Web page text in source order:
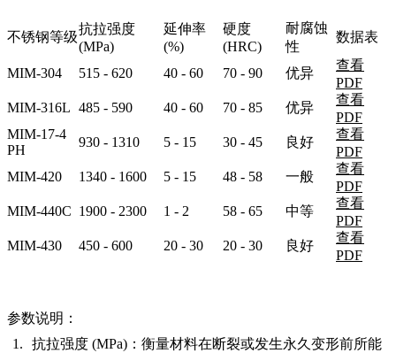
不锈钢等级
抗拉强度
(MPa)
延伸率
(%)
硬度
(HRC)
耐腐蚀
性
数据表
MIM-304 515 - 620 40 - 60 70 - 90 优异
查看
PDF
MIM-316L 485 - 590 40 - 60 70 - 85 优异
查看
PDF
MIM-17-4
PH
930 - 1310 5 - 15 30 - 45 良好
查看
PDF
MIM-420
1340 - 1600 5 - 15 48 - 58 一般
查看
PDF
MIM-440C 1900 - 2300 1 - 2 58 - 65 中等
查看
PDF
MIM-430
450 - 600 20 - 30 20 - 30 良好
查看
PDF
参数说明：
抗拉强度 (MPa) ：衡量材料在断裂或发生永久变形前所能